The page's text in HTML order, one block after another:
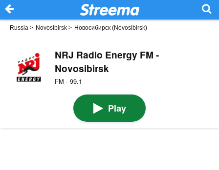
Russia > Novosibirsk > Новосибирск (Novosibirsk)
NRJ Radio Energy FM -
Novosibirsk
FM · 99.1
Play